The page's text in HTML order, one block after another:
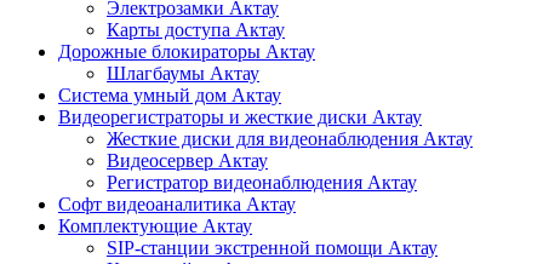
Электрозамки Актау
Карты доступа Актау
Дорожные блокираторы Актау
Шлагбаумы Актау
Система умный дом Актау
Видеорегистраторы и жесткие диски Актау
Жесткие диски для видеонаблюдения Актау
Видеосервер Актау
Регистратор видеонаблюдения Актау
Софт видеоаналитика Актау
Комплектующие Актау
SIP-станции экстренной помощи Актау